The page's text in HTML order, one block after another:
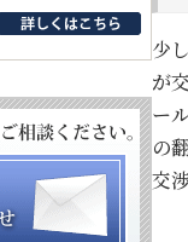
少
が
ー
の
交